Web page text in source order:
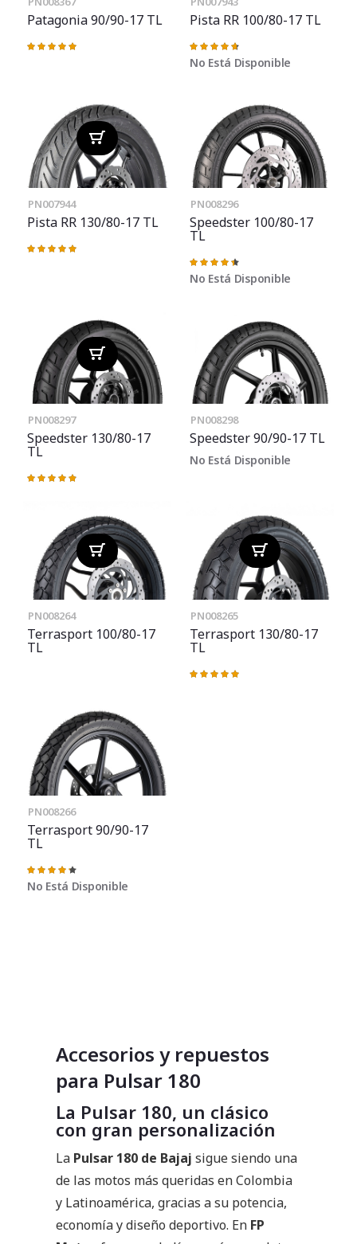
Patagonia 90/90-17 TL
Valoración:
Pista RR 100/80-17 TL
Valoración:
95%
No Está Disponible
PN007944
Pista RR 130/80-17 TL
Valoración:
PN008296
Speedster 100/80-17
TL
Valoración:
91%
No Está Disponible
PN008297
Speedster 130/80-17
TL
Valoración:
PN008298
Speedster 90/90-17 TL
No Está Disponible
PN008264
Terrasport 100/80-17
TL
PN008265
Terrasport 130/80-17
TL
Valoración:
PN008266
Terrasport 90/90-17
TL
Valoración:
87%
No Está Disponible
Accesorios y repuestos
para Pulsar 180
La Pulsar 180, un clásico
con gran personalización
La Pulsar 180 de Bajaj sigue siendo una
de las motos más queridas en Colombia
y Latinoamérica, gracias a su potencia,
economía y diseño deportivo. En FP